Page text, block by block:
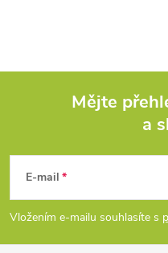
p
Mějte
a
E-mail
Vložením e-mailu souhlasíte s